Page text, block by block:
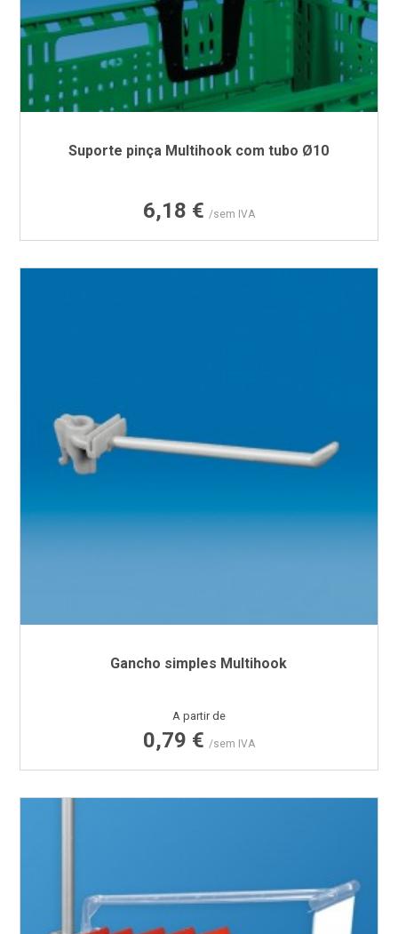
Suporte pinça Multihook com tubo Ø10
Preço
6,18 € /sem IVA
Gancho simples Multihook
Preço
A partir de
0,79 € /sem IVA